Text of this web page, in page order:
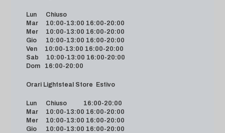
Lun Chiuso
Mar 10:00-13:00 16:00-20:00
Mer 10:00-13:00 16:00-20:00
Gio 10:00-13:00 16:00-20:00
Ven 10:00-13:00 16:00-20:00
Sab 10:00-13:00 16:00-20:00
Dom 16:00-20:00
Orari Lightsteal Store Estivo
Lun Chiuso 16:00-20:00
Mar 10:00-13:00 16:00-20:00
Mer 10:00-13:00 16:00-20:00
Gio 10:00-13:00 16:00-20:00